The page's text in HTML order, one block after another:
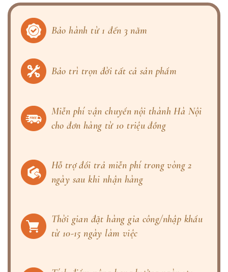
Bảo hành từ 1 đến 3 năm
Bảo trì trọn đời tất cả sản phẩm
Miễn phí vận chuyển nội thành Hà Nội
cho đơn hàng từ 10 triệu đồng
Hỗ trợ đổi trả miễn phí trong vòng 2
ngày sau khi nhận hàng
Thời gian đặt hàng gia công/nhập khẩu
từ 10-15 ngày làm việc